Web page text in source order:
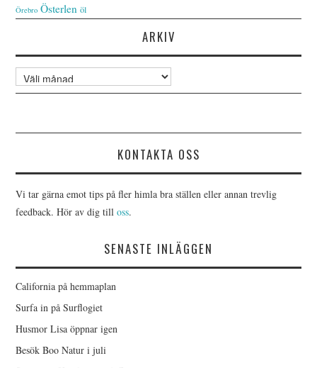
Örebro Österlen öl
ARKIV
Arkiv
KONTAKTA OSS
Vi tar gärna emot tips på fler himla bra ställen eller annan trevlig
feedback. Hör av dig tilloss.
SENASTE INLÄGGEN
California på hemmaplan
Surfa in på Surflogiet
Husmor Lisa öppnar igen
Besök Boo Natur i juli